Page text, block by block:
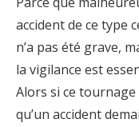
accident de ce type
n’a pas été grave,
la vigilance est
Alors si ce
qu’un accident